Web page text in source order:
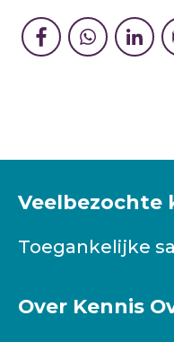
Veelbezochte
Toegankelijke
Over Kennis